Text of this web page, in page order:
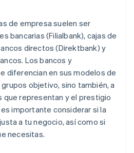
de empresa suelen ser
bancarias (Filialbank), cajas de
directos (Direktbank) y
Los bancos y
diferencian en sus modelos de
objetivo, sino también, a
que representan y el prestigio
importante considerar si la
a tu negocio, así como si
necesitas.